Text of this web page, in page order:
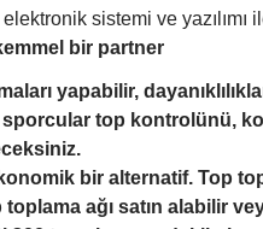
sistemi ve yazılımı
bir partner
yapabilir,
top kontrolünü,
bir alternatif. Top
ağı satın alabilir